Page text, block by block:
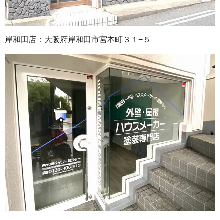
岸和田店：大阪府岸和田市宮本町３１−５